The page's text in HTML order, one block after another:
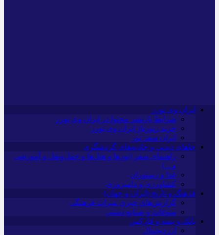
ایران وی تورز
شرایط بازنشر محتوا در ایران وی تورز
خرید رپورتاژ ایران وی تورز
ایران سفر تور
جاهای دیدنی و جاذبه‌های گردشگری
راهنمای سفر (تورها و هتل‌ها و حمل‌و‌نقل و آموزشی
و…)
غذا و رستوران
کشاورزی و دامپروری
فرهنگ و تاریخ (ایران و جهان)
گزارش‌های خبری میراث فرهنگی
سوغات و صنایع دستی
بانک و بیمه و فارکس
ارزدیجیتال